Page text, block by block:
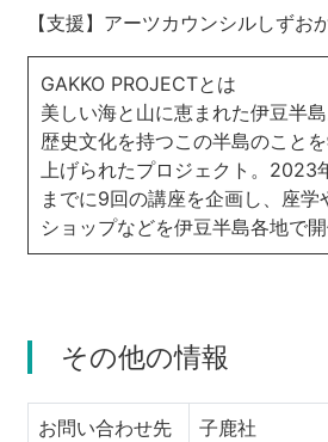
【支援】アーツカウンシルしずお
GAKKO PROJECTとは
美しい海と山に恵まれた伊豆半
歴史文化を持つこの半島のこと
上げられたプロジェクト。2023
までに9回の講座を企画し、座学
ショップなどを伊豆半島各地で開
その他の情報
お問い合わせ先 子鹿社